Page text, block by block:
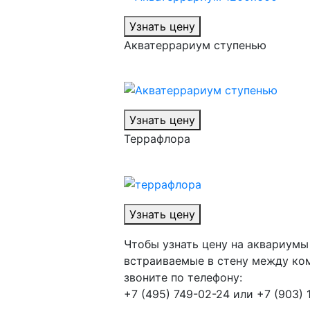
Узнать цену
Акватеррариум ступенью
Узнать цену
Террафлора
Узнать цену
Чтобы узнать цену на аквариумы
встраиваемые в стену между
звоните по телефону:
+7 (495) 749-02-24 или +7 (903)